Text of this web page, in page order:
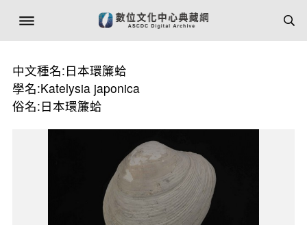
中文種名:日本環簾蛤
學名:Katelysia japonica
俗名:日本環簾蛤